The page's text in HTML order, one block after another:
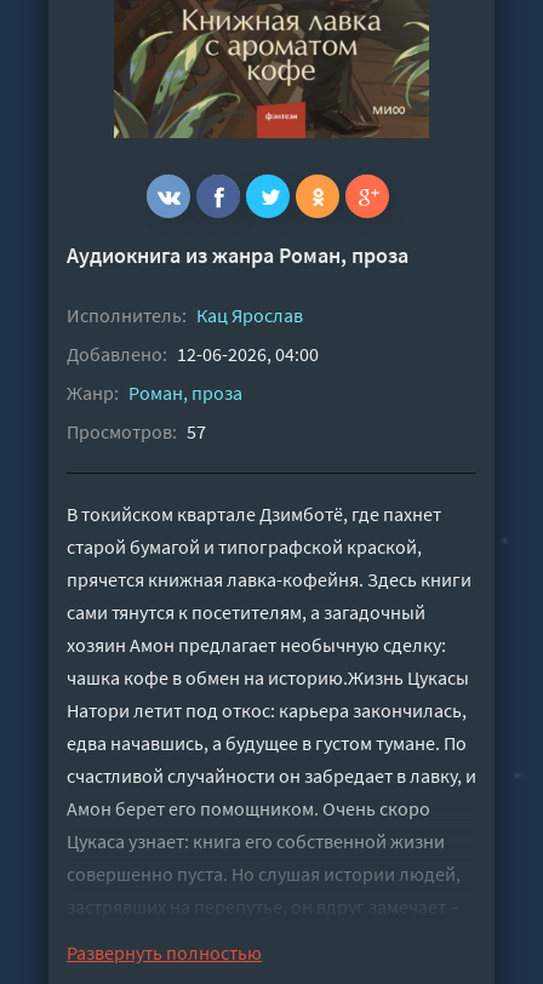
Аудиокнига из жанра Роман, проза
Исполнитель: Кац Ярослав
Добавлено: 12-06-2026, 04:00
Жанр: Роман, проза
Просмотров: 57
В токийском квартале Дзимботё, где пахнет
старой бумагой и типографской краской,
прячется книжная лавка-кофейня. Здесь книги
сами тянутся к посетителям, а загадочный
хозяин Амон предлагает необычную сделку:
чашка кофе в обмен на историю.Жизнь Цукасы
Натори летит под откос: карьера закончилась,
едва начавшись, а будущее в густом тумане. По
счастливой случайности он забредает в лавку, и
Амон берет его помощником. Очень скоро
Цукаса узнает: книга его собственной жизни
совершенно пуста. Но слушая истории людей,
застрявших на перепутье, он вдруг замечает –
Развернуть полностью